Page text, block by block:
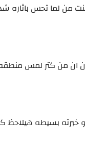
من لما تحس
ان من كتر لمس منطقه
خبرته بسيطه